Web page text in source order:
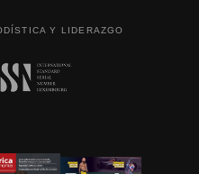
Y LIDERAZGO